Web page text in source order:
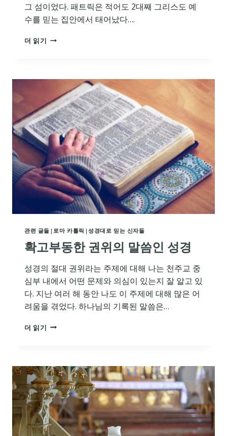
그 섬이었다. 패트릭은 적어도 2대째 그리스도 예
수를 믿는 집안에서 태어났다….
더 읽기 역
물
트
릭
의
유
산
관련 글들 |로마 카톨릭 |성경대로 믿는 신자들
확고부동한 권위의 말씀인 성경
성경의 절대 권위라는 주제에 대해 나는 천주교 중
심부 내에서 어떤 문제와 의심이 있는지 잘 알고 있
다. 지난 여러 해 동안 나도 이 주제에 대해 많은 어
려움을 겪었다. 하나님의 기록된 말씀은…
더 읽기 확
한
권
위
의
말
씀
인